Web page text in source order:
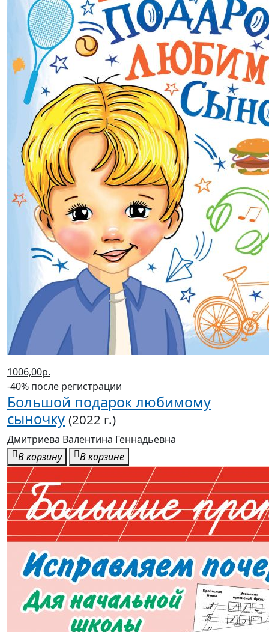
1006,00р.
-40% после регистрации
Большой подарок любимому
сыночку (2022 г.)
Дмитриева Валентина Геннадьевна
В корзину
В корзине